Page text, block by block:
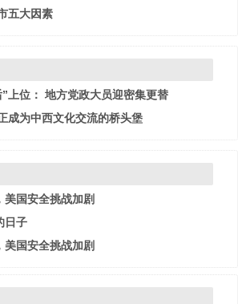
五大因素
上位： 地方党政大员迎密集更替
成为中西文化交流的桥头堡
国安全挑战加剧
日子
国安全挑战加剧